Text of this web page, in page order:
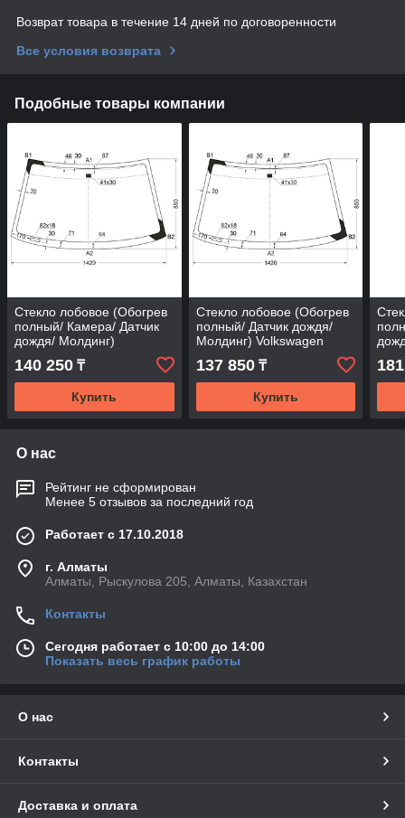
Возврат товара в течение 14 дней по договоренности
Все условия возврата
Подобные товары компании
Стекло лобовое (Обогрев
полный/ Камера/ Датчик
дождя/ Молдинг)
Volkswagen Tiguan 16- /
Tayron 18-
140 250 ₸
Купить
Стекло лобовое (Обогрев
полный/ Датчик дождя/
Молдинг) Volkswagen
Tiguan 16-21 / Tayron 18-
137 850₸
Купить
19-
О нас
Рейтинг не сформирован
Менее 5 отзывов за последний год
Работает с 17.10.2018
г. Алматы
Алматы, Рыскулова 205, Алматы, Казахстан
Контакты
Сегодня работает с 10:00 до 14:00
Показать весь график работы
О нас
Контакты
Доставка и оплата